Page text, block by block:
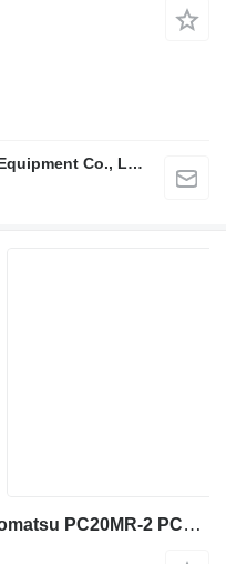
Guangzhou Jianming Machinery Equipment Co., Ltd.
Komatsu 3D76E motor para Komatsu PC20MR‑2 PC20MR‑3 PC22MR‑3 PC26MR‑3 miniexcavadora